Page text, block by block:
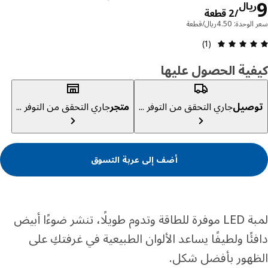
ريال
/2 قطعة السعر ريال 9/2 قطعة
‭4.50‬ريال/قطعة
مراجعة التقييم: 5 من أصل 5 النجوم. إجمالي المراجعات: 1
(1)
الحصول عليها
جاري التحقق من التوفر ... متجرجاري التحقق من التوفر ...
أضف إلى عربة التسوق
لمبة LED موفرة للطاقة وتدوم طويلًا، تنشر ضوءًا أبيض
ولطيفًا يساعد الألوان الطبيعية في غرفتكِ على
بأفضل شكل.